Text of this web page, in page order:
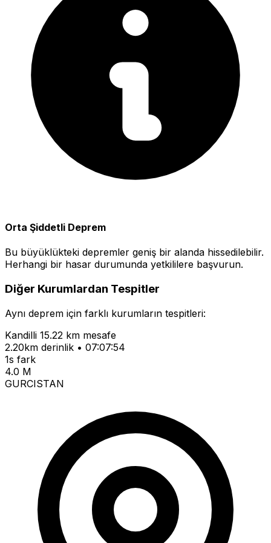
Orta Şiddetli Deprem
Bu büyüklükteki depremler geniş bir alanda hissedilebilir.
Herhangi bir hasar durumunda yetkililere başvurun.
Diğer Kurumlardan Tespitler
Aynı deprem için farklı kurumların tespitleri:
Kandilli 15.22 km mesafe
2.20km derinlik • 07:07:54
1s fark
4.0 M
GURCISTAN